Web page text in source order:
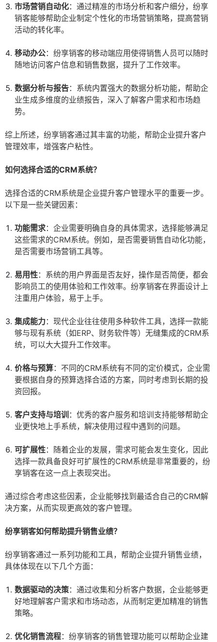
市场营销自动化：通过精准的市场分析和客户细分，纷享
销客能够帮助企业制定个性化的市场营销策略，提高营销
活动的转化率。
移动办公：纷享销客的移动端应用使得销售人员可以随时
随地访问客户信息和销售数据，提升了工作效率。
数据分析与报告：系统内置强大的数据分析功能，帮助企
业生成多维度的业绩报告，深入了解客户需求和市场趋
势。
综上所述，纷享销客通过其丰富的功能，帮助企业提升客户
管理效率，增强客户粘性。
如何选择合适的CRM系统？
选择合适的CRM系统是企业提升客户管理水平的重要一步。
以下是一些关键因素：
功能需求：企业需要明确自身的具体需求，选择能够满足
这些需求的CRM系统。例如，是否需要销售自动化功能，
是否需要市场营销工具等。
易用性：系统的用户界面是否友好，操作是否简便，都会
影响员工的使用体验和工作效率。纷享销客在界面设计上
注重用户体验，易于上手。
集成能力：现代企业往往使用多种软件工具，选择一款能
够与现有系统（如ERP、财务软件等）无缝集成的CRM系
统，可以大大提升工作效率。
价格与预算：不同的CRM系统有不同的定价模式，企业需
要根据自身的预算选择合适的方案，同时考虑到长期的投
资回报。
客户支持与培训 ：优秀的客户服务和培训支持能够帮助企
业更快地上手系统，解决使用过程中遇到的问题。
可扩展性：随着企业的发展，需求可能会发生变化，因此
选择一款具备良好可扩展性的CRM系统是非常重要的，纷
享销客在这一点上表现突出。
通过综合考虑这些因素，企业能够找到最适合自己的CRM解
决方案，从而实现更高效的客户管理。
纷享销客如何帮助提升销售业绩？
纷享销客通过一系列功能和工具，帮助企业提升销售业绩，
具体体现在以下几个方面：
数据驱动的决策：通过收集和分析客户数据，企业能够更
好地理解客户需求和市场动态，从而制定更加精准的销售
策略。
优化销售流程：纷享销客的销售管理功能可以帮助企业建